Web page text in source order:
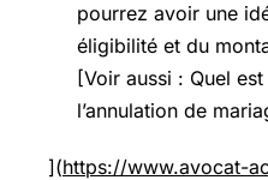
pourrez avoir une
éligibilité et du
[Voir aussi : Quel
l’annulation de
](https://www.avocat-